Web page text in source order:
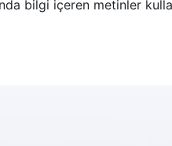
bilgi içeren metinler